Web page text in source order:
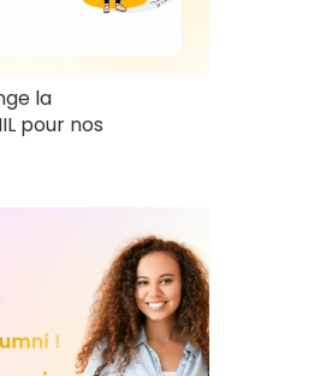
la
pour nos